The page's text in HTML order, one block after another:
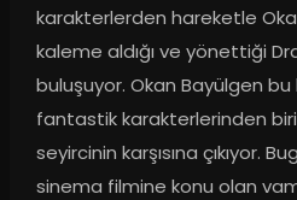
karakterlerden hareketle
kaleme aldığı ve yönettiği
buluşuyor. Okan Bayülgen
fantastik karakterlerinden biri
seyircinin karşısına çıkıyor.
sinema filmine konu olan